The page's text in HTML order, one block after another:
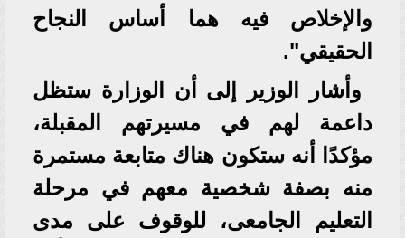
والإخلاص فيه هما أساس النجاح
الحقيقي".
وأشار الوزير إلى أن الوزارة ستظل
داعمة لهم في مسيرتهم المقبلة،
مؤكدًا أنه ستكون هناك متابعة مستمرة
منه بصفة شخصية معهم في مرحلة
التعليم الجامعى، للوقوف على مدى